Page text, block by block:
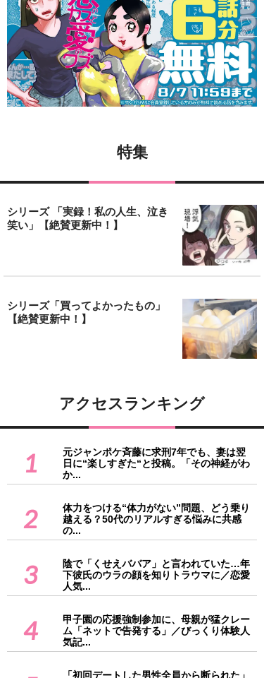
特集
シリーズ 「実録！私の人生、泣き
笑い」【絶賛更新中！】
シリーズ「買ってよかったもの」
【絶賛更新中！】
アクセスランキング
1
元ジャンポケ斉藤に求刑7年でも、妻は翌
日に“楽しすぎた“と投稿。「その神経がわ
か...
2
体力をつける“体力がない”問題、どう乗り
越える？50代のリアルすぎる悩みに共感
の...
3
陰で「くせえババア」と言われていた…年
下彼氏のウラの顔を知りトラウマに／恋愛
人気...
4
甲子園の応援強制参加に、母親が猛クレー
ム「ネットで告発する」／びっくり体験人
気記...
「初回デートした男性全員から断られた」